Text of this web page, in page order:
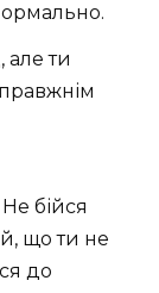
але ти
бійся
що ти не
до